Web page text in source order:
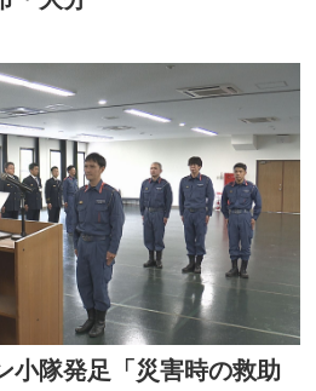
小隊発足「災害時の救助